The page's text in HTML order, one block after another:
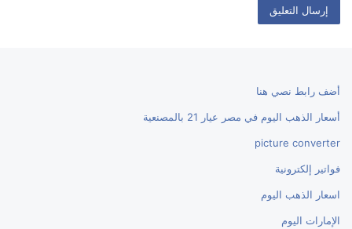
أضف رابط نصي هنا
أسعار الذهب اليوم في مصر عيار 21 بالمصنعية
picture converter
فواتير إلكترونية
اسعار الذهب اليوم
الإمارات اليوم